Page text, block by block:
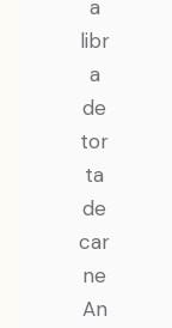
a
libr
a
de
tor
ta
de
car
ne
An